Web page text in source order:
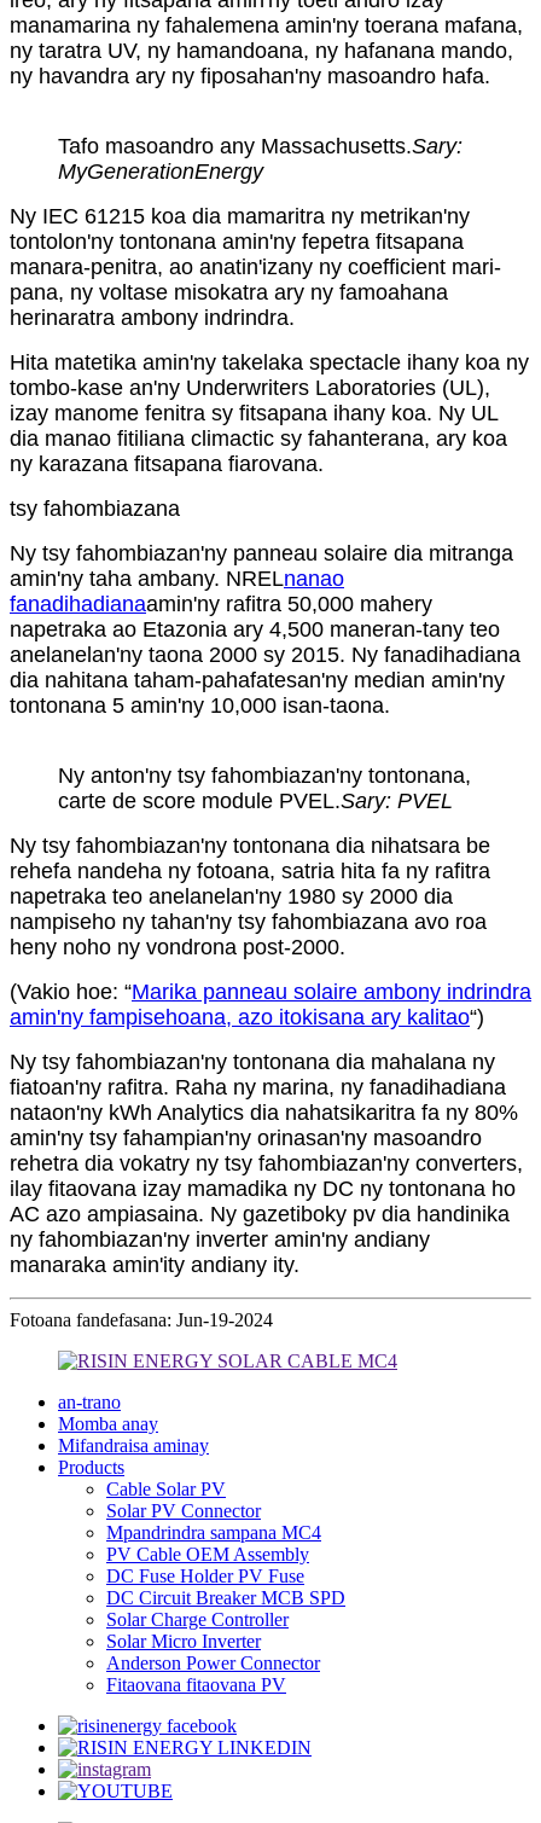
manamarina ny fahalemena amin'ny toerana mafana,
ny taratra UV, ny hamandoana, ny hafanana mando,
ny havandra ary ny fiposahan'ny masoandro hafa.
Tafo masoandro any Massachusetts.Sary:
MyGenerationEnergy
Ny IEC 61215 koa dia mamaritra ny metrikan'ny
tontolon'ny tontonana amin'ny fepetra fitsapana
manara-penitra, ao anatin'izany ny coefficient mari-
pana, ny voltase misokatra ary ny famoahana
herinaratra ambony indrindra.
Hita matetika amin'ny takelaka spectacle ihany koa ny
tombo-kase an'ny Underwriters Laboratories (UL),
izay manome fenitra sy fitsapana ihany koa. Ny UL
dia manao fitiliana climactic sy fahanterana, ary koa
ny karazana fitsapana fiarovana.
tsy fahombiazana
Ny tsy fahombiazan'ny panneau solaire dia mitranga
amin'ny taha ambany. NRELnanao
fanadihadianaamin'ny rafitra 50,000 mahery
napetraka ao Etazonia ary 4,500 maneran-tany teo
anelanelan'ny taona 2000 sy 2015. Ny fanadihadiana
dia nahitana taham-pahafatesan'ny median amin'ny
tontonana 5 amin'ny 10,000 isan-taona.
Ny anton'ny tsy fahombiazan'ny tontonana,
carte de score module PVEL.Sary: PVEL
Ny tsy fahombiazan'ny tontonana dia nihatsara be
rehefa nandeha ny fotoana, satria hita fa ny rafitra
napetraka teo anelanelan'ny 1980 sy 2000 dia
nampiseho ny tahan'ny tsy fahombiazana avo roa
heny noho ny vondrona post-2000.
(Vakio hoe: “Marika panneau solaire ambony indrindra
amin'ny fampisehoana, azo itokisana ary kalitao“)
Ny tsy fahombiazan'ny tontonana dia mahalana ny
fiatoan'ny rafitra. Raha ny marina, ny fanadihadiana
nataon'ny kWh Analytics dia nahatsikaritra fa ny 80%
amin'ny tsy fahampian'ny orinasan'ny masoandro
rehetra dia vokatry ny tsy fahombiazan'ny converters,
ilay fitaovana izay mamadika ny DC ny tontonana ho
AC azo ampiasaina. Ny gazetiboky pv dia handinika
ny fahombiazan'ny inverter amin'ny andiany
manaraka amin'ity andiany ity.
Fotoana fandefasana: Jun-19-2024
an-trano
Momba anay
Mifandraisa aminay
Products
Cable Solar PV
Solar PV Connector
Mpandrindra sampana MC4
PV Cable OEM Assembly
DC Fuse Holder PV Fuse
DC Circuit Breaker MCB SPD
Solar Charge Controller
Solar Micro Inverter
Anderson Power Connector
Fitaovana fitaovana PV